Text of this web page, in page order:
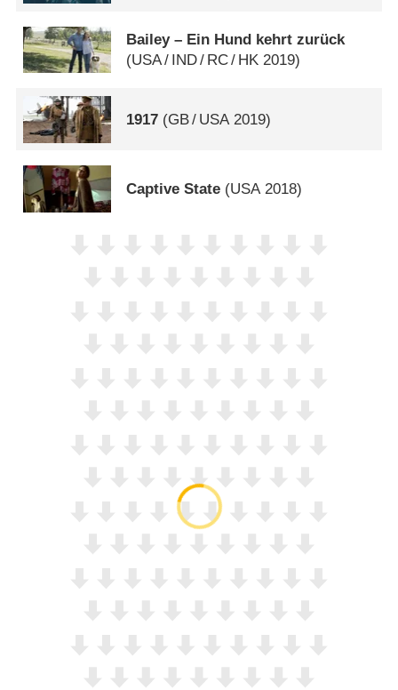
Bailey – Ein Hund kehrt zurück
(USA/ IND/ RC/ HK 2019)
1917 (GB/ USA 2019)
Captive State (USA2018)